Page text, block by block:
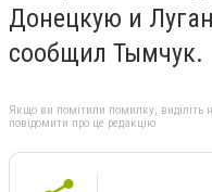
Донецкую и
сообщил Тымчук.
Якщо ви помітили помилку, виділіть
повідомити про це редакцію